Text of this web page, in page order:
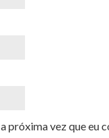
próxima vez que eu